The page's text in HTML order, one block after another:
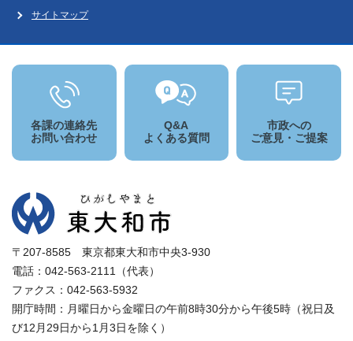
サイトマップ
各課の連絡先
お問い合わせ
Q&A
よくある質問
市政への
ご意見・ご提案
〒207-8585 東京都東大和市中央3-930
電話：042-563-2111（代表）
ファクス：042-563-5932
開庁時間：月曜日から金曜日の午前8時30分から午後5時（祝日及
び12月29日から1月3日を除く）